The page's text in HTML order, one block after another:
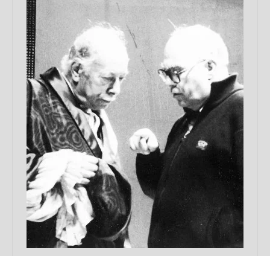
Chi sono
FAQ
Contatti